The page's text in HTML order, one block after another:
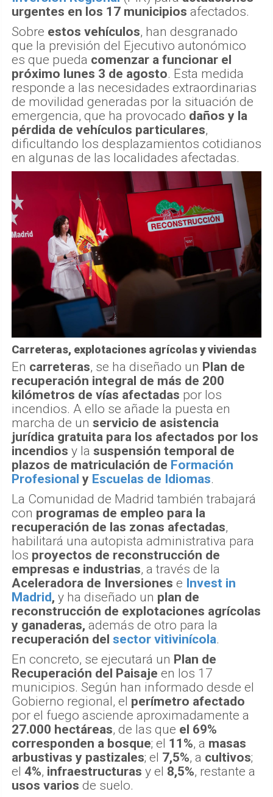
urgentes en los 17 municipios afectados.
Sobre estos vehículos, han desgranado
que la previsión del Ejecutivo autonómico
es que pueda comenzar a funcionar el
próximo lunes 3 de agosto. Esta medida
responde a las necesidades extraordinarias
de movilidad generadas por la situación de
emergencia, que ha provocado daños y la
pérdida de vehículos particulares,
dificultando los desplazamientos cotidianos
en algunas de las localidades afectadas.
Carreteras, explotaciones agrícolas y viviendas
En carreteras, se ha diseñado un Plan de
recuperación integral de más de 200
kilómetros de vías afectadas por los
incendios. A ello se añade la puesta en
marcha de un servicio de asistencia
jurídica gratuita para los afectados por los
incendios y la suspensión temporal de
plazos de matriculación de Formación
Profesional y Escuelas de Idiomas.
La Comunidad de Madrid también trabajará
con programas de empleo para la
recuperación de las zonas afectadas,
habilitará una autopista administrativa para
los proyectos de reconstrucción de
empresas e industrias, a través de la
Aceleradora de Inversiones e Invest in
Madrid, y ha diseñado un plan de
reconstrucción de explotaciones agrícolas
y ganaderas, además de otro para la
recuperación del sector vitivinícola.
En concreto, se ejecutará un Plan de
Recuperación del Paisaje en los 17
municipios. Según han informado desde el
Gobierno regional, el perímetro afectado
por el fuego asciende aproximadamente a
27.000 hectáreas, de las que el 69%
corresponden a bosque; el 11%, a masas
arbustivas y pastizales; el 7,5%, a cultivos;
el 4%, infraestructuras y el 8,5%, restante a
usos varios de suelo.